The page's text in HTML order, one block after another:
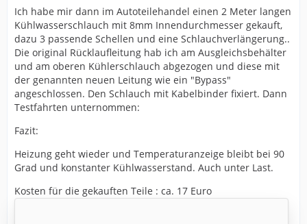
Ich habe mir dann im Autoteilehandel einen 2 Meter langen
Kühlwasserschlauch mit 8mm Innendurchmesser gekauft,
dazu 3 passende Schellen und eine Schlauchverlängerung..
Die original Rücklaufleitung hab ich am Ausgleichsbehälter
und am oberen Kühlerschlauch abgezogen und diese mit
der genannten neuen Leitung wie ein "Bypass"
angeschlossen. Den Schlauch mit Kabelbinder fixiert. Dann
Testfahrten unternommen:
Fazit:
Heizung geht wieder und Temperaturanzeige bleibt bei 90
Grad und konstanter Kühlwasserstand. Auch unter Last.
Kosten für die gekauften Teile : ca. 17 Euro